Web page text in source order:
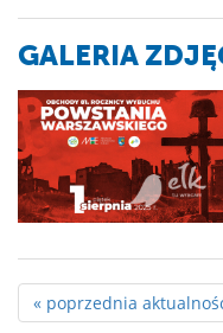
GALERIA
« poprzednia